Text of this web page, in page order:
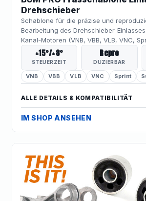
Drehschieber
Schablone für die präzise und
Bearbeitung des Drehschieber-
Kanal-Motoren (VNB, VBB, VLB, VNC,
Erweitert die Einlasssteuerzeit definiert
+8° nach OT – für mehr Drehmoment
Freihand-Fräsen, mit konsistenten
Motor.
+15°/+8°
STEUERZEIT
Repro
DUZIERBAR
VNB VBB VLB VNC Sprint
ALLE DETAILS & KOMPATIBILITÄT
IM SHOP ANSEHEN